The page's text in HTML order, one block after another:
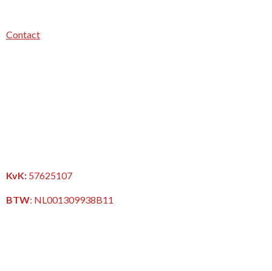
Contact
KvK: 57625107
BTW: NL001309938B11